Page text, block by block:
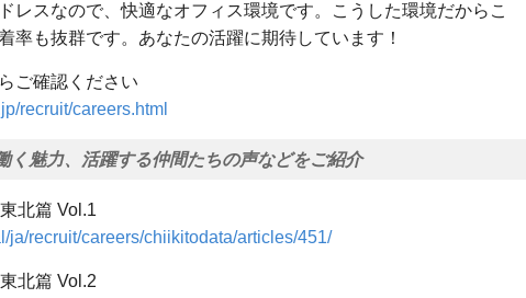
レスなので、快適なオフィス環境です。こうした環境だからこ
率も抜群です。あなたの活躍に期待しています！
ご確認ください
recruit/careers.html
魅力、活躍する仲間たちの声などをご紹介
北篇 Vol.1
ja/recruit/careers/chiikitodata/articles/451/
北篇 Vol.2